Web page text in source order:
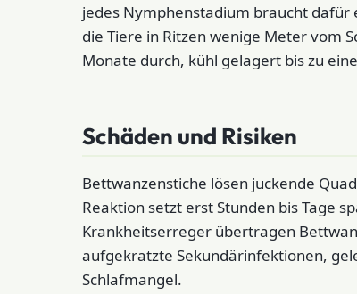
jedes Nymphenstadium braucht dafür
die Tiere in Ritzen wenige Meter vom
Monate durch, kühl gelagert bis zu
Schäden und Risiken
Bettwanzenstiche lösen juckende
Reaktion setzt erst Stunden bis Tage
Krankheitserreger übertragen
aufgekratzte Sekundärinfektionen,
Schlafmangel.